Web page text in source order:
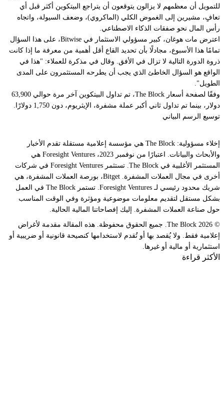
للتمويل أن معظمهم لا يزالون يتوقعون أن يتراجع البيتكوين أكثر قبل أي
تعافٍ، مشيرين إلى الغموض الكلي (الماكروي)، وضعف السيولة، واتجاه
رأس المال نحو صفقات الذكاء الاصطناعي.
اعترض مات هوغان، كبير مسؤولي الاستثمار في Bitwise، على هذا السؤال
تمامًا هذا الأسبوع، مجادلًا بأن تحديد القاع أقل أهمية من معرفة ما إذا كانت
ذروة الدورة التالية لا تزال في الأفق. وقال في مذكرة للعملاء: "هذا في
الواقع هو السؤال الخاطئ الذي يجب أن يطرحه المستثمرون على المدى
الطويل".
وفقًا لصفحة أسعار The Block، تم تداول البيتكوين آخر مرة حوالي 63,900
دولار، بينما تم تداول ثاني أكبر عملة مشفرة، الإيثريوم، دون 1,750 دولارًا.
توسيع الرسم البياني
إخلاء مسؤولية: The Block هي مؤسسة إعلامية مستقلة تقدم الأخبار
والأبحاث والبيانات. اعتبارًا من نوفمبر 2023، Foresight Ventures هي
المستثمر الأغلبية في The Block. تستثمر Foresight Ventures في شركات
أخرى في مجال العملات المشفرة. Bitget، بورصة العملات المشفرة، هي
شريك محدود رئيسي لـ Foresight Ventures. تستمر The Block في العمل
بشكل مستقل لتقديم معلومات موضوعية ومؤثرة وفي الوقت المناسب
حول صناعة العملات المشفرة. إليك إفصاحاتنا المالية الحالية.
© 2026 The Block. جميع الحقوق محفوظة. هذه المقالة مقدمة لأغراض
إعلامية فقط. ولا يُقصد بها أو تُقدم لاستخدامها كنصيحة قانونية أو ضريبية أو
استثمارية أو مالية أو غيرها.
الأكثر قراءة